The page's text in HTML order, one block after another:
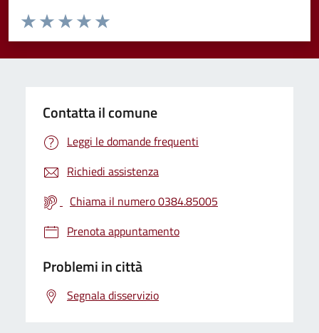
Valuta da 1 a 5 stelle la pagina
Valuta 5 stelle su 5
Valuta 4 stelle su 5
Valuta 3 stelle su 5
Valuta 2 stelle su 5
Valuta 1 stelle su 5
Contatta il comune
Leggi le domande frequenti
Richiedi assistenza
Chiama il numero 0384.85005
Prenota appuntamento
Problemi in città
Segnala disservizio